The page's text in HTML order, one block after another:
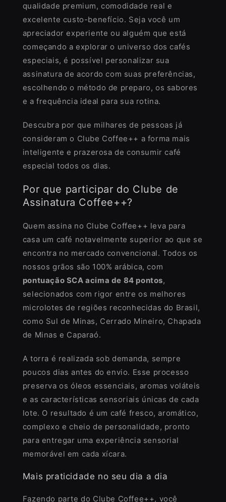
qualidade premium, comodidade real e
excelente custo-benefício. Seja você um
apreciador experiente ou alguém que está
começando a explorar o universo dos cafés
especiais, é possível personalizar sua
assinatura de acordo com suas preferências,
escolhendo o método de preparo, os sabores
e a frequência ideal para sua rotina.
Descubra por que milhares de pessoas já
consideram o Clube Coffee++ a forma mais
inteligente e prazerosa de consumir café
especial todos os dias.
Por que participar do Clube de
Assinatura Coffee++?
Quem assina no Clube Coffee++ leva para
casa um café notavelmente superior ao que se
encontra no mercado convencional. Todos os
nossos grãos são 100% arábica, com
pontuação SCA acima de 84 pontos,
selecionados com rigor entre os melhores
microlotes de regiões reconhecidas do Brasil,
como Sul de Minas, Cerrado Mineiro, Chapada
de Minas e Caparaó.
A torra é realizada sob demanda, sempre
poucos dias antes do envio. Esse processo
preserva os óleos essenciais, aromas voláteis
e as características sensoriais únicas de cada
lote. O resultado é um café fresco, aromático,
complexo e cheio de personalidade, pronto
para entregar uma experiência sensorial
memorável em cada xícara.
Mais praticidade no seu dia a dia
Fazendo parte do Clube Coffee++, você